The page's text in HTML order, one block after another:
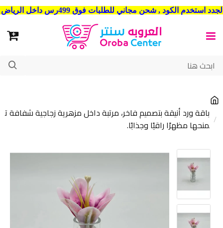
شحن مجاني للطلبات فوق 499رس داخل الرياض . وشحن الي جميع مدن المملكة العربية السعودية
باقة ورد أنيقة بتصميم فاخر، مرتبة داخل مزهرية زجاجية شفافة ت
منحها مظهرًا راقيًا وجذابًا.